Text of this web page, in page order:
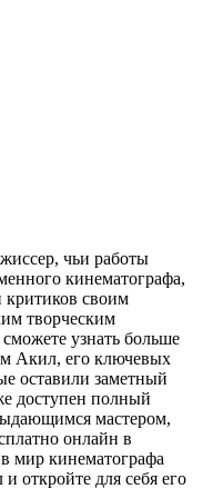
чьи работы
кинематографа,
критиков своим
творческим
узнать больше
Акил, его ключевых
оставили заметный
доступен полный
мастером,
онлайн в
мир кинематографа
откройте для себя его